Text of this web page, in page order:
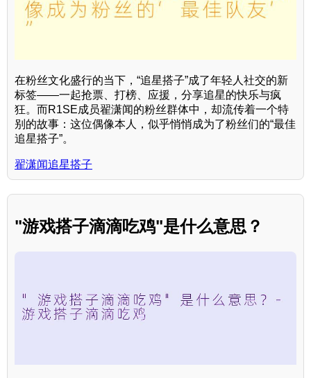
在粉丝文化盛行的当下，“追星搭子”成了年轻人社交的新
标签——一起抢票、打榜、应援，分享追星的快乐与疯
狂。而R1SE成员翟潇闻的粉丝群体中，却流传着一个特
别的故事：这位偶像本人，似乎悄悄成为了粉丝们的“最佳
追星搭子”。
翟潇闻追星搭子
"游戏搭子滴滴吃鸡"是什么意思？